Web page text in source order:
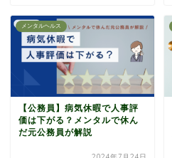
メンタルヘルス
【公務員】病気休暇で人事評
価は下がる？メンタルで休ん
だ元公務員が解説